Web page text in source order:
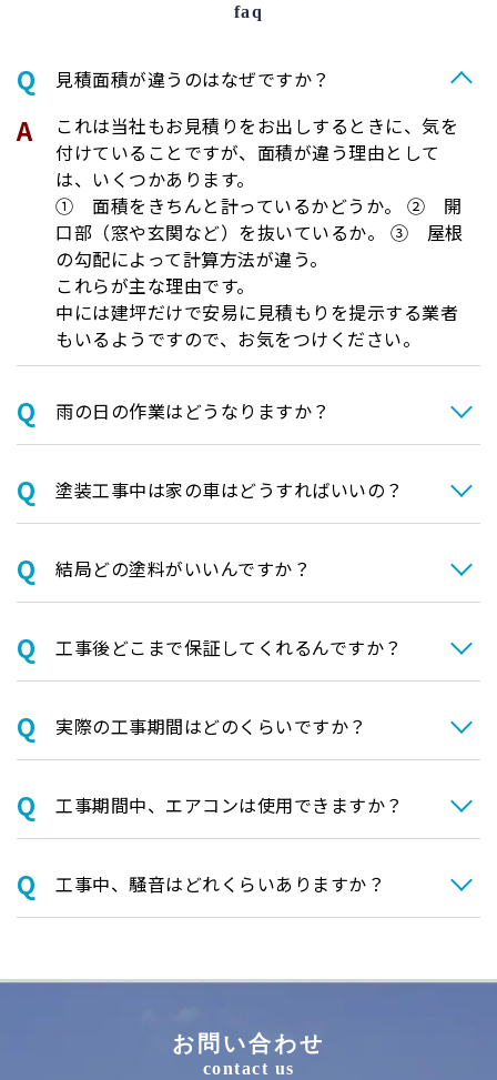
faq
⾒積⾯積が違うのはなぜですか？
これは当社もお見積りをお出しするときに、気を
付けていることですが、面積が違う理由として
は、いくつかあります。
① 面積をきちんと計っているかどうか。 ② 開
口部（窓や玄関など）を抜いているか。 ③ 屋根
の勾配によって計算方法が違う。
これらが主な理由です。
中には建坪だけで安易に見積もりを提示する業者
もいるようですので、お気をつけください。
⾬の日の作業はどうなりますか？
塗装⼯事中は家の⾞はどうすればいいの？
結局どの塗料がいいんですか？
⼯事後どこまで保証してくれるんですか？
実際の⼯事期間はどのくらいですか？
⼯事期間中、エアコンは使⽤できますか？
⼯事中、騒⾳はどれくらいありますか？
お問い合わせ
contact us